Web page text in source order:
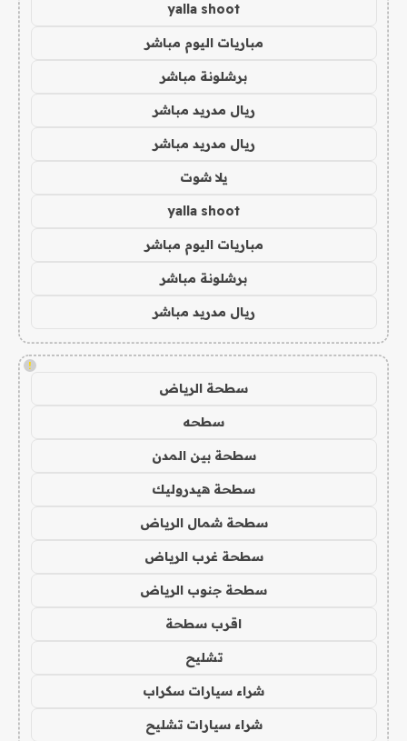
yalla shoot
مباريات اليوم مباشر
برشلونة مباشر
ريال مدريد مباشر
ريال مدريد مباشر
يلا شوت
yalla shoot
مباريات اليوم مباشر
برشلونة مباشر
ريال مدريد مباشر
!
سطحة الرياض
سطحه
سطحة بين المدن
سطحة هيدروليك
سطحة شمال الرياض
سطحة غرب الرياض
سطحة جنوب الرياض
اقرب سطحة
تشليح
شراء سيارات سكراب
شراء سيارات تشليح